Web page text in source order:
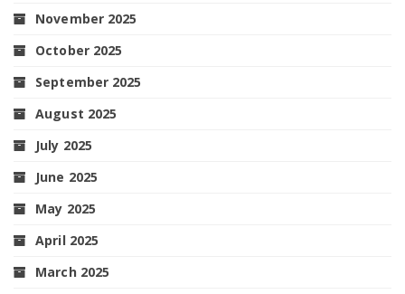
November 2025
October 2025
September 2025
August 2025
July 2025
June 2025
May 2025
April 2025
March 2025